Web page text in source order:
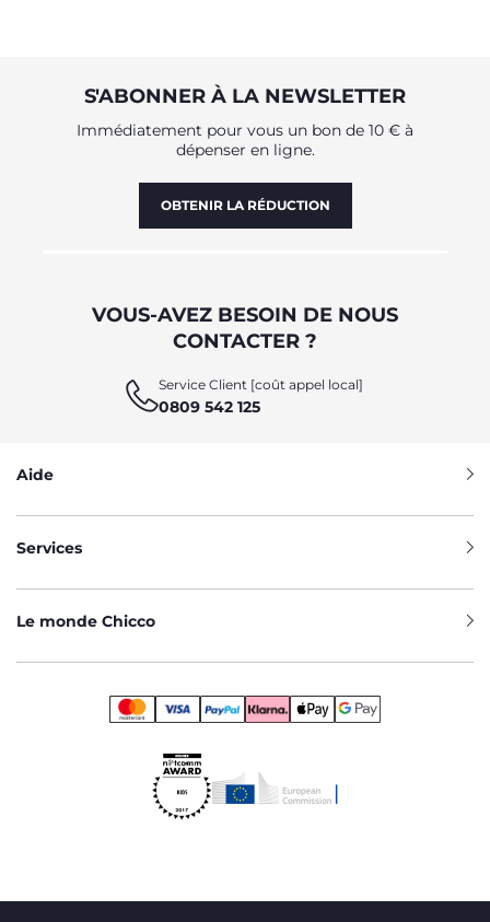
S'ABONNER À LA NEWSLETTER
Immédiatement pour vous un bon de 10 € à
dépenser en ligne.
OBTENIR LA RÉDUCTION
VOUS-AVEZ BESOIN DE NOUS
CONTACTER ?
Service Client [coût appel local]
0809 542 125
Aide
Services
Le monde Chicco